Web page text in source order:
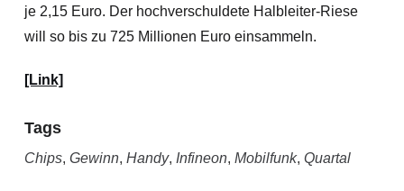
je 2,15 Euro. Der hochverschuldete Halbleiter-Riese
will so bis zu 725 Millionen Euro einsammeln.
[Link]
Tags
Chips, Gewinn, Handy, Infineon, Mobilfunk, Quartal